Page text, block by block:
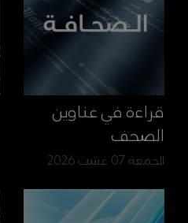
قراءة في عناوين
الصحف
الجمعة 07 غشت 2026